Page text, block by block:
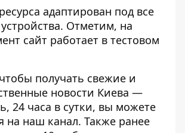
адаптирован под все
Отметим, на
сайт работает в тестовом
получать свежие и
новости Киева —
24 часа в сутки, вы можете
на наш канал. Также ранее